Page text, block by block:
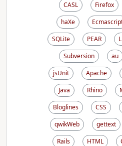
CASL
Firefox
haXe
SQLite
PEAR
Subversion
au
jsUnit
Apache
Java
Rhino
Bloglines
CSS
qwikWeb
gettext
Rails
HTML